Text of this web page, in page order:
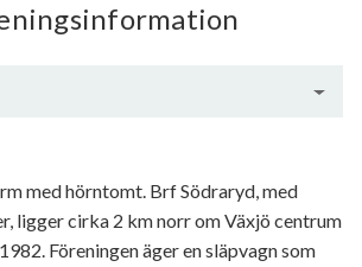
med hörntomt. Brf Södraryd, med
ligger cirka 2 km norr om Växjö centrum
Föreningen äger en släpvagn som